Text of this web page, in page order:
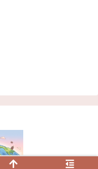
サイト | シアVR.